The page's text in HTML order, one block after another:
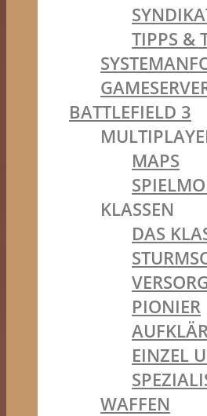
TIPPS &
BATTLEFIELD 3
MAPS
KLASSEN
DAS
PIONIER
EINZEL
WAFFEN